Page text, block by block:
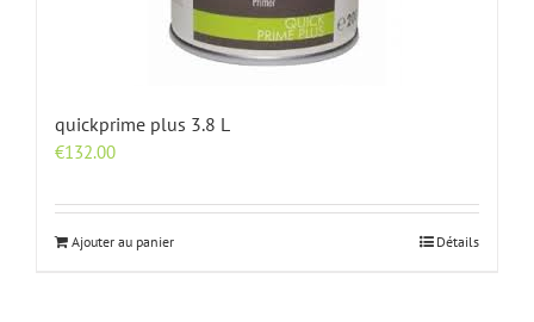
quickprime plus 3.8 L
€132.00
Ajouter au panier Détails